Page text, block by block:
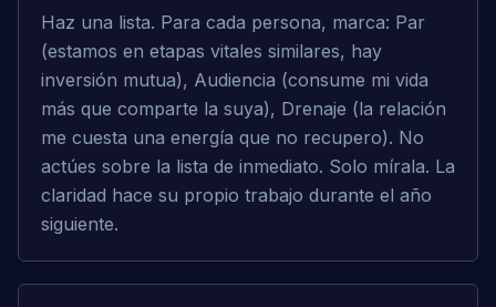
Haz una lista. Para cada persona, marca: Par
(estamos en etapas vitales similares, hay
inversión mutua), Audiencia (consume mi vida
más que comparte la suya), Drenaje (la relación
me cuesta una energía que no recupero). No
actúes sobre la lista de inmediato. Solo míra­la. La
claridad hace su propio trabajo durante el año
siguiente.